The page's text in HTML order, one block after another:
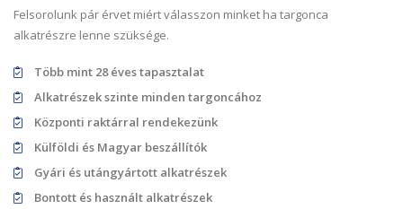
Felsorolunk pár érvet miért válasszon minket ha targonca
alkatrészre lenne szüksége.
Több mint 28 éves tapasztalat
Alkatrészek szinte minden targoncához
Központi raktárral rendekezünk
Külföldi és Magyar beszállítók
Gyári és utángyártott alkatrészek
Bontott és használt alkatrészek